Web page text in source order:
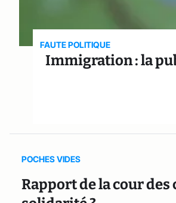
FAUTE POLITIQUE
Immigration : la
POCHES VIDES
Rapport de la cour